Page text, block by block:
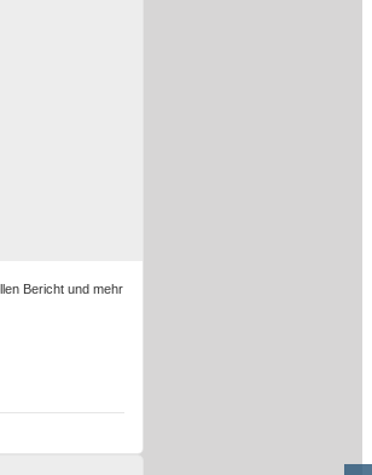
Bericht und mehr